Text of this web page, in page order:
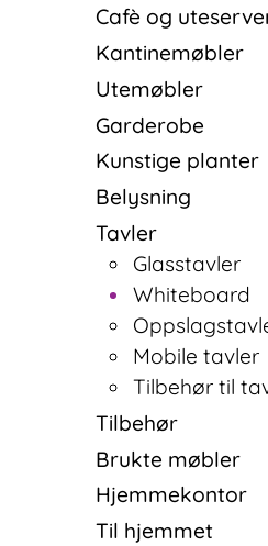
Cafè og
Kantinemøbler
Utemøbler
Garderobe
Kunstige planter
Belysning
Tavler
Glasstavler
Whiteboard
Mobile tavler
Tilbehør til
Tilbehør
Brukte møbler
Hjemmekontor
Til hjemmet